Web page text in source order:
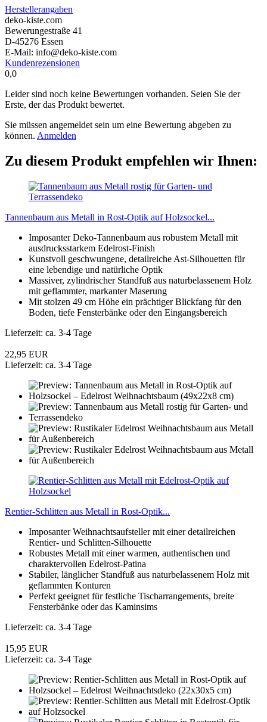
Herstellerangaben
deko-kiste.com
Bewerungestraße 41
D-45276 Essen
E-Mail: info@deko-kiste.com
Kundenrezensionen
0,0
Leider sind noch keine Bewertungen vorhanden. Seien Sie der
Erste, der das Produkt bewertet.
Sie müssen angemeldet sein um eine Bewertung abgeben zu
können. Anmelden
Zu diesem Produkt empfehlen wir Ihnen:
Tannenbaum aus Metall in Rost-Optik auf Holzsockel...
Imposanter Deko-Tannenbaum aus robustem Metall mit
ausdrucksstarkem Edelrost-Finish
Kunstvoll geschwungene, detailreiche Ast-Silhouetten für
eine lebendige und natürliche Optik
Massiver, zylindrischer Standfuß aus naturbelassenem Holz
mit geflammter, markanter Maserung
Mit stolzen 49 cm Höhe ein prächtiger Blickfang für den
Boden, tiefe Fensterbänke oder den Eingangsbereich
Lieferzeit: ca. 3-4 Tage
22,95 EUR
Lieferzeit: ca. 3-4 Tage
Rentier-Schlitten aus Metall in Rost-Optik...
Imposanter Weihnachtsaufsteller mit einer detailreichen
Rentier- und Schlitten-Silhouette
Robustes Metall mit einer warmen, authentischen und
charaktervollen Edelrost-Patina
Stabiler, länglicher Standfuß aus naturbelassenem Holz mit
geflammten Konturen
Perfekt geeignet für festliche Tischarrangements, breite
Fensterbänke oder das Kaminsims
Lieferzeit: ca. 3-4 Tage
15,95 EUR
Lieferzeit: ca. 3-4 Tage